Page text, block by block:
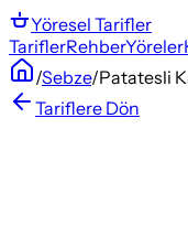
Yöresel Tarifler
TariflerRehberYöreler
/Sebze/Patatesli
Tariflere Dön